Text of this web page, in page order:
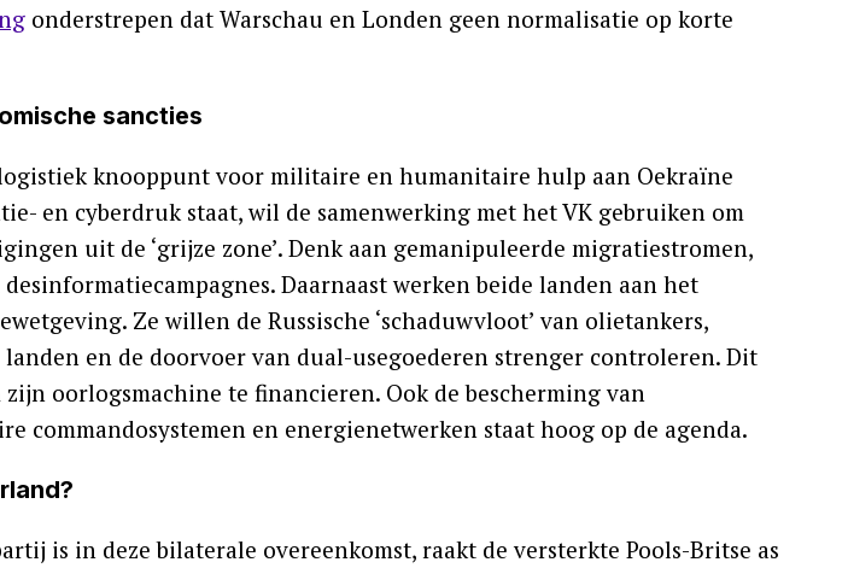
onderstrepen dat Warschau en Londen geen normalisatie op korte
sancties
knooppunt voor militaire en humanitaire hulp aan Oekraïne
en cyberdruk staat, wil de samenwerking met het VK gebruiken om
uit de ‘grijze zone’. Denk aan gemanipuleerde migratiestromen,
Daarnaast werken beide landen aan het
Ze willen de Russische ‘schaduwvloot’ van olietankers,
en de doorvoer van dual-usegoederen strenger controleren. Dit
oorlogsmachine te financieren. Ook de bescherming van
commandosystemen en energienetwerken staat hoog op de agenda.
is in deze bilaterale overeenkomst, raakt de versterkte Pools-Britse as